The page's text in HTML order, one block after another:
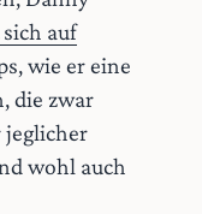
auf
wie er eine
die zwar
jeglicher
wohl auch